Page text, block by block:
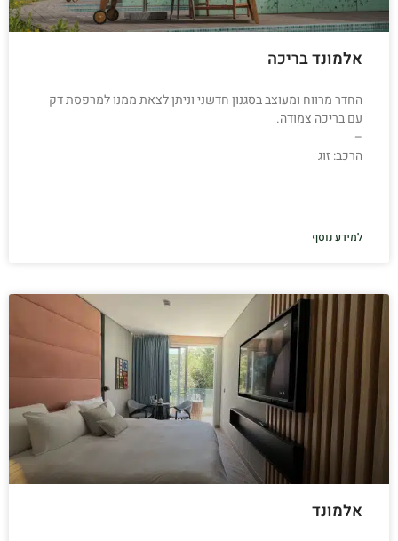
אלמונד בריכה
החדר מרווח ומעוצב בסגנון חדשני וניתן לצאת ממנו למרפסת דק
עם בריכה צמודה.
–
הרכב: זוג
למידע נוסף
אלמונד